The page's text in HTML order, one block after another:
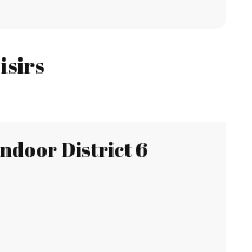
District 6